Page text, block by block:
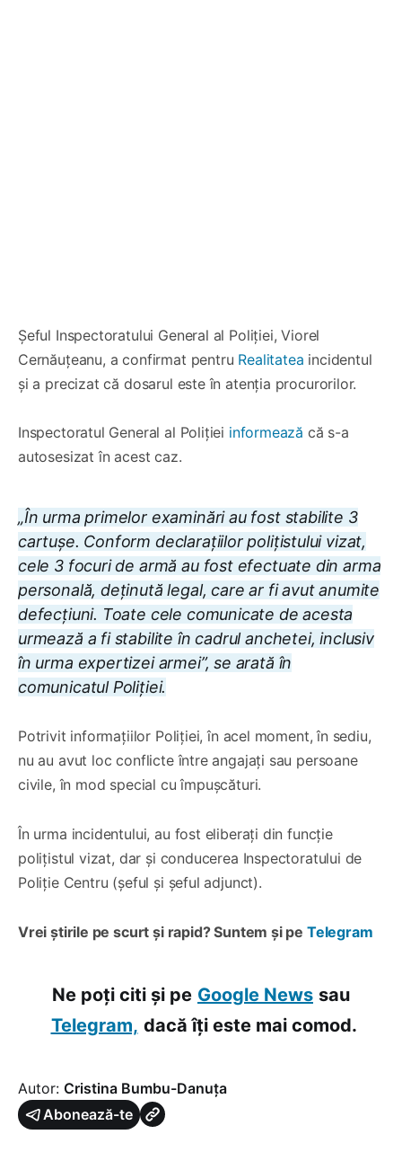
Șeful Inspectoratului General al Poliției, Viorel
Cernăuțeanu, a confirmat pentru Realitatea incidentul
și a precizat că dosarul este în atenția procurorilor.
Inspectoratul General al Poliției informează că s-a
autosesizat în acest caz.
„În urma primelor examinări au fost stabilite 3
cartușe. Conform declarațiilor polițistului vizat,
cele 3 focuri de armă au fost efectuate din arma
personală, deținută legal, care ar fi avut anumite
defecțiuni. Toate cele comunicate de acesta
urmează a fi stabilite în cadrul anchetei, inclusiv
în urma expertizei armei”, se arată în
comunicatul Poliției.
Potrivit informațiilor Poliției, în acel moment, în sediu,
nu au avut loc conflicte între angajați sau persoane
civile, în mod special cu împușcături.
În urma incidentului, au fost eliberați din funcție
polițistul vizat, dar și conducerea Inspectoratului de
Poliție Centru (șeful și șeful adjunct).
Vrei știrile pe scurt și rapid? Suntem și pe Telegram
Ne poți citi și pe Google News sau
Telegram, dacă îți este mai comod.
Autor: Cristina Bumbu-Danuța
Abonează-te